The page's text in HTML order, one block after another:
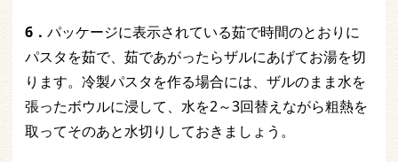
6． パッケージに表示されている茹で時間のとおりに
パスタを茹で、茹であがったらザルにあげてお湯を切
ります。冷製パスタを作る場合には、ザルのまま水を
張ったボウルに浸して、水を2～3回替えながら粗熱を
取ってそのあと水切りしておきましょう。